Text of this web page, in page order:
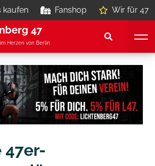
kaufen Fanshop Wir für 47
47
Herzen von Berlin
47er-